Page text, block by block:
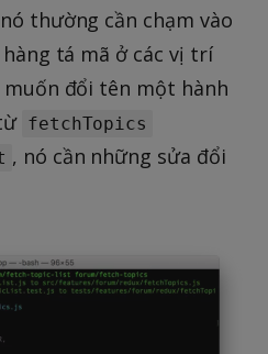
thường cần chạm vào
tá mã ở các vị trí
muốn đổi tên một hành
fetchTopics
, nó cần những sửa đổi